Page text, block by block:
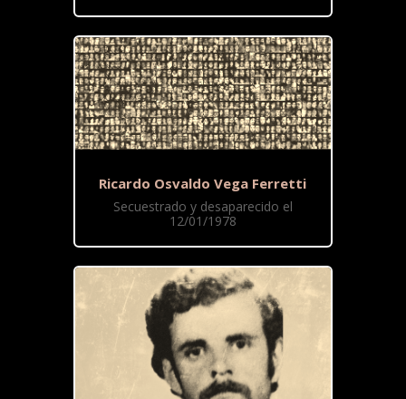
Ricardo Osvaldo Vega Ferretti
Secuestrado y desaparecido el
12/01/1978